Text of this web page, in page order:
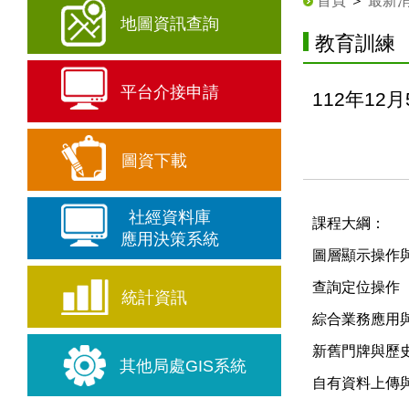
地圖資訊查詢
平台介接申請
圖資下載
社經資料庫
應用決策系統
統計資訊
其他局處GIS系統
教育訓練
112年12
課程大綱：
圖層顯示操作
查詢定位操作
綜合業務應用
新舊門牌與歷
自有資料上傳